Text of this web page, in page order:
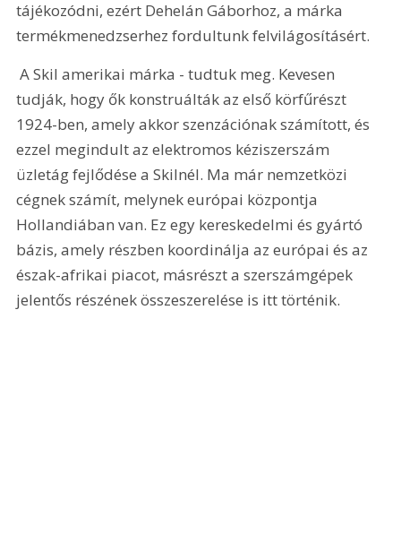
tájékozódni, ezért Dehelán Gáborhoz, a márka
termékmenedzserhez fordultunk felvilágosításért.
A Skil amerikai márka - tudtuk meg. Kevesen
tudják, hogy ők konstruálták az első körfűrészt
1924-ben, amely akkor szenzációnak számított, és
ezzel megindult az elektromos kéziszerszám
üzletág fejlődése a Skilnél. Ma már nemzetközi
cégnek számít, melynek európai központja
Hollandiában van. Ez egy kereskedelmi és gyártó
bázis, amely részben koordinálja az európai és az
észak-afrikai piacot, másrészt a szerszámgépek
jelentős részének összeszerelése is itt történik.